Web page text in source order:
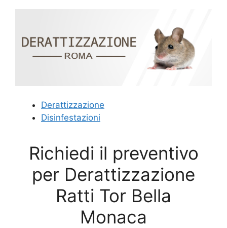
Derattizzazione
Disinfestazioni
Richiedi il preventivo
per Derattizzazione
Ratti Tor Bella
Monaca